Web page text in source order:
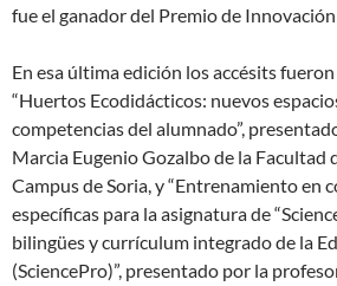
fue el ganador del Premio de
En esa última edición los accésits
“Huertos Ecodidácticos: nuevos
competencias del alumnado”,
Marcia Eugenio Gozalbo de la Facultad
Campus de Soria, y “Entrenamiento en
específicas para la asignatura de
bilingües y currículum integrado de la
(SciencePro)”, presentado por la